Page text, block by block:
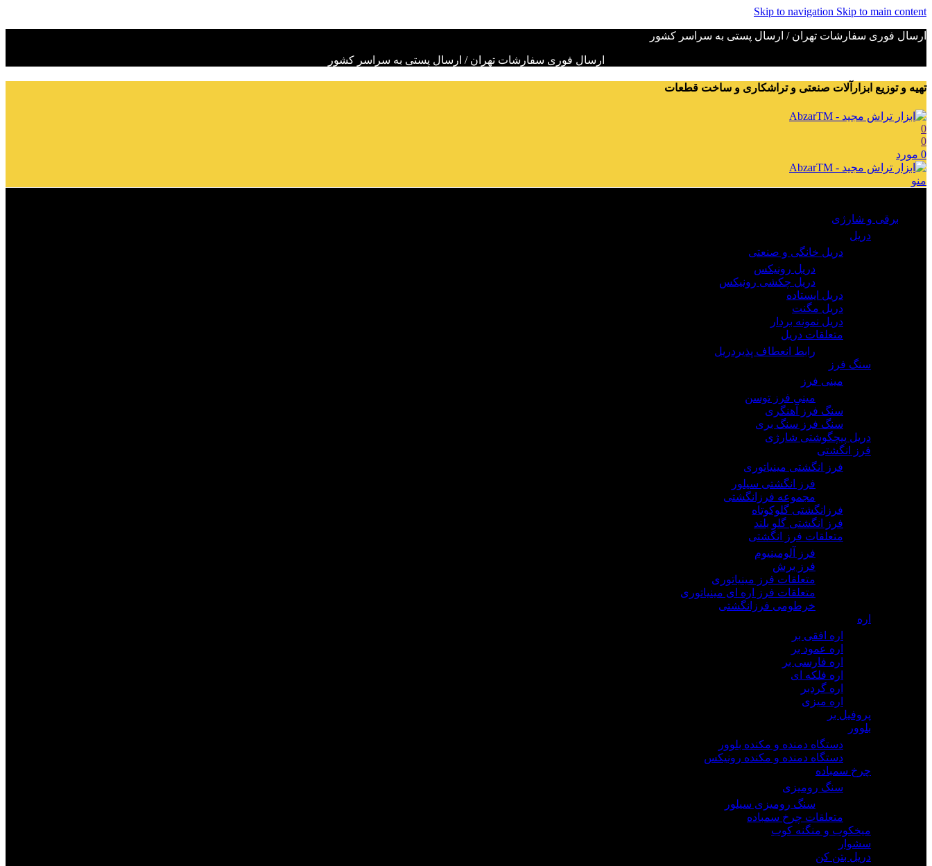
Skip to navigation Skip to main content
ارسال فوری سفارشات تهران / ارسال پستی به سراسر کشور
ارسال فوری سفارشات تهران / ارسال پستی به سراسر کشور
تهیه و توزیع ابزارآلات صنعتی و تراشکاری و ساخت قطعات
0
0
0 مورد
منو
برقی و شارژی
دریل
دریل خانگی و صنعتی
دریل رونیکس
دریل چکشی رونیکس
دریل ایستاده
دریل مگنت
دریل نمونه بردار
متعلقات دریل
رابط انعطاف پذیردریل
سنگ فرز
مینی فرز
مینی فرز توسن
سنگ فرز آهنگری
سنگ فرز سنگ بری
دریل پیچگوشتی شارژی
فرز انگشتی
فرز انگشتی مینیاتوری
فرز انگشتی سیلور
مجموعه فرزانگشتی
فرزانگشتی گلوکوتاه
فرز انگشتی گلو بلند
متعلقات فرز انگشتی
فرز آلومینیوم
فرز برش
متعلقات فرز مینیاتوری
متعلقات فرز اره ای مینیاتوری
خرطومی فرزانگشتی
اره
اره افقی بر
اره عمود بر
اره فارسی بر
اره فلکه ای
اره گردبر
اره میزی
پروفیل بر
بلوور
دستگاه دمنده و مکنده بلوور
دستگاه دمنده و مکنده رونیکس
چرخ سمباده
سنگ رومیزی
سنگ رومیزی سیلور
متعلقات چرخ سمباده
میخکوب و منگنه کوب
سشوار
دریل بتن کن